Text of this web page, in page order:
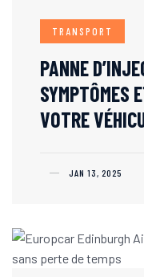
TRANSPORT
PANNE
SYMPTÔMES
VOTRE
JAN 13, 2025